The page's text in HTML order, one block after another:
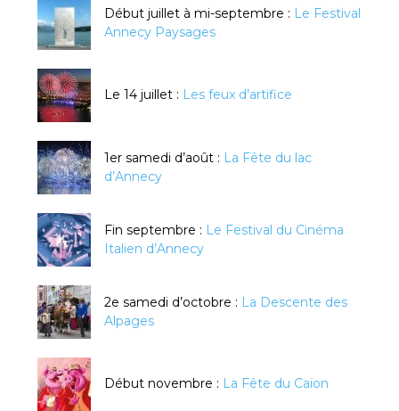
Début juillet à mi-septembre : Le Festival
Annecy Paysages
Le 14 juillet : Les feux d’artifice
1er samedi d’août : La Fête du lac
d’Annecy
Fin septembre : Le Festival du Cinéma
Italien d’Annecy
2e samedi d’octobre : La Descente des
Alpages
Début novembre : La Fête du Caïon